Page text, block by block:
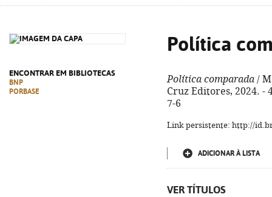
ENCONTRAR EM BIBLIOTECAS
BNP
PORBASE
Política
Política comparada /
Cruz Editores, 2024. -
7-6
Link persistente: http://
ADICIONAR À LISTA
VER TÍTULOS